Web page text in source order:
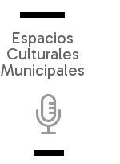
Espacios
Culturales
Municipales